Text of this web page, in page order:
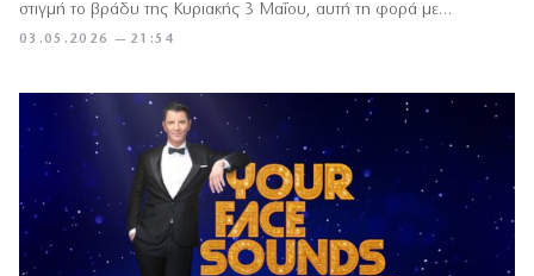
03.05.2026 — 21:54
στιγμή το βράδυ της Κυριακής 3 Μαΐου, αυτή τη φορά με…